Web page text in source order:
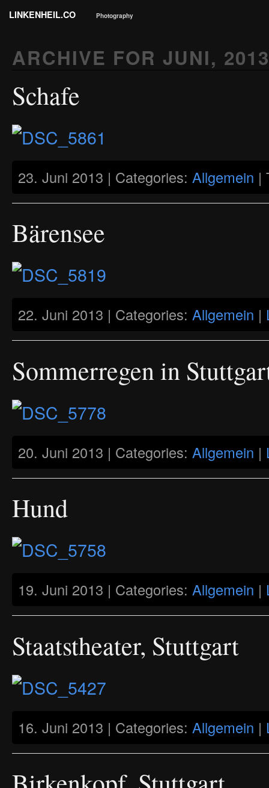
LINKENHEIL.CO Photography
ARCHIVE FOR JUNI, 2013
Schafe
23. Juni 2013 | Categories: Allgemein |
Bärensee
22. Juni 2013 | Categories: Allgemein |
Sommerregen in
20. Juni 2013 | Categories: Allgemein |
Hund
19. Juni 2013 | Categories: Allgemein |
Staatstheater, Stuttgart
16. Juni 2013 | Categories: Allgemein |